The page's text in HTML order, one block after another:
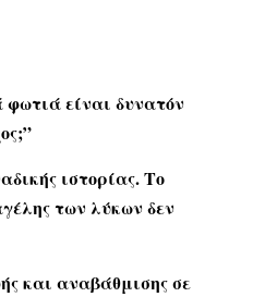
είναι δυνατόν
ιστορίας. Το
των λύκων δεν
και αναβάθμισης σε